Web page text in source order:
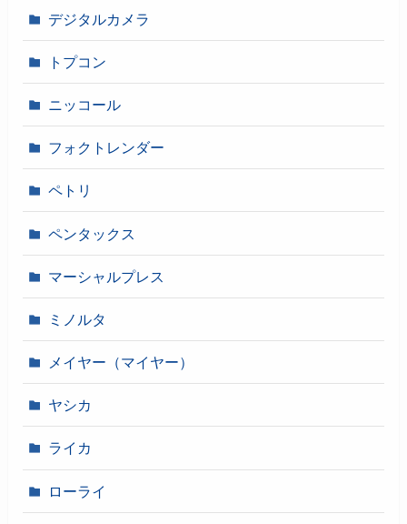
デジタルカメラ
トプコン
ニッコール
フォクトレンダー
ペトリ
ペンタックス
マーシャルプレス
ミノルタ
メイヤー（マイヤー）
ヤシカ
ライカ
ローライ